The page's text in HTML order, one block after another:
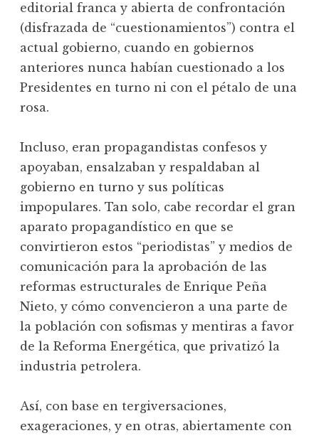
editorial franca y abierta de confrontación
(disfrazada de “cuestionamientos”) contra el
actual gobierno, cuando en gobiernos
anteriores nunca habían cuestionado a los
Presidentes en turno ni con el pétalo de una
rosa.
Incluso, eran propagandistas confesos y
apoyaban, ensalzaban y respaldaban al
gobierno en turno y sus políticas
impopulares. Tan solo, cabe recordar el gran
aparato propagandístico en que se
convirtieron estos “periodistas” y medios de
comunicación para la aprobación de las
reformas estructurales de Enrique Peña
Nieto, y cómo convencieron a una parte de
la población con sofismas y mentiras a favor
de la Reforma Energética, que privatizó la
industria petrolera.
Así, con base en tergiversaciones,
exageraciones, y en otras, abiertamente con